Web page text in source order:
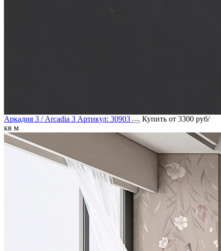
Аркадия 3 / Arcadia 3 Артикул: 30903
Купить от 3300 руб/
кв м